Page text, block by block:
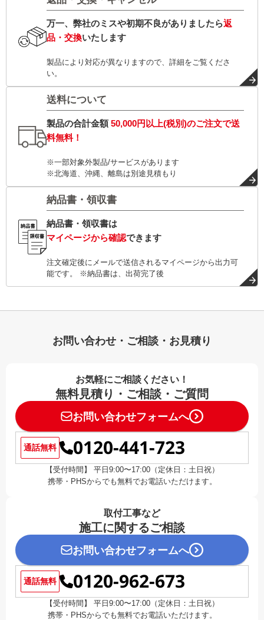
万一、弊社のミスや初期不良がありましたら返
品・交換いたします
製品により対応が異なりますので、詳細をご覧くださ
い。
送料について
製品の合計金額50,000円以上(税別)のご注文で送
料無料！
※一部対象外製品/サービスがあります
※北海道、沖縄、離島は別途見積もり
納品書・領収書
納品書・領収書は
マイページから確認できます
注文確定後にメールで送信されるマイページから出力可
能です。 ※納品書は、出荷完了後
お問い合わせ・ご相談・お見積り
お気軽にご相談ください！
無料見積り・ご相談・ご質問
お問い合わせフォームへ
通話無料 0120-441-723
【受付時間】 平日9:00〜17:00（定休日：土日祝）
携帯・PHSからでも無料でお電話いただけます。
取付工事など
施工に関するご相談
お問い合わせフォームへ
通話無料 0120-962-673
【受付時間】 平日9:00〜17:00（定休日：土日祝）
携帯・PHSからでも無料でお電話いただけます。